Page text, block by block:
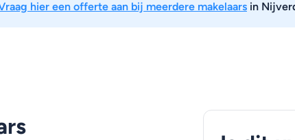
hier een offerte aan bij meerdere makelaars in